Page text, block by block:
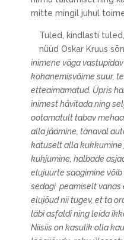
mitte mingil juhul
Tuled, kindlasti
nüüd Oskar Kruus
inimene väga
kohanemisvõime suur,
etteaimamatud. Üpris
inimest hävitada ning
ootamatult tabav
alla jäämine, tänaval
katuselt alla kukkumine
kuhjumine, halbade
elujuurte saagimine
sedagi peamiselt vanas
elujõud nii tugev, et ta
läbi asfaldi ning leida
Niisiis on kasulik olla